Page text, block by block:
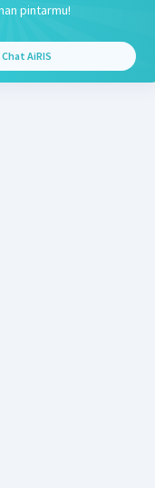
pintarmu!
Chat AiRIS